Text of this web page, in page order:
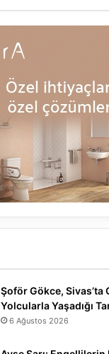
Şoför Gökce, Sivas’ta
Yolcularla Yaşadığı
6 Ağustos 2026